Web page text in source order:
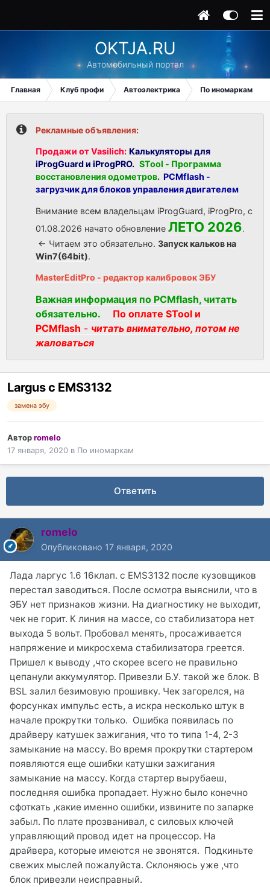
OKTJA.RU
Автомобильный портал
Главная Клуб профи Автоэлектрика По иномаркам
Рекламные объявления:
Продажи от Vasilich: Калькуляторы для
iProgGuard и iProgPRO. STool - Программа
восстановления одометров. PCMflash -
загрузчик для блоков управления двигателем
Внимание всем владельцам iProgGuard, iProgPro, с
01.08.2026 начато обновление ЛЕТО 2026.
<- Читаем это обязательно. Запуск кальков на
Win7(64bit).
MasterEditPro - редактор калибровок ЭБУ
Важная информация по PCMflash, читать
обязательно.
По оплате STool и
PCMflash - читать внимательно, потом не
жаловаться
Largus с EMS3132
замена эбу
Авторromelo
17 января, 2020 в По иномаркам
Ответить
romelo
Опубликовано 17 января, 2020
Лада ларгус 1.6 16клап. с EMS3132 после кузовщиков
перестал заводиться. После осмотра выяснили, что в
ЭБУ нет признаков жизни. На диагностику не выходит,
чек не горит. К линия на массе, со стабилизатора нет
выхода 5 вольт. Пробовал менять, просаживается
напряжение и микросхема стабилизатора греется.
Пришел к выводу ,что скорее всего не правильно
цепанули аккумулятор. Привезли Б.У. такой же блок. В
BSL залил безимовую прошивку. Чек загорелся, на
форсунках импульс есть, а искра несколько штук в
начале прокрутки только. Ошибка появилась по
драйверу катушек зажигания, что то типа 1-4, 2-3
замыкание на массу. Во время прокрутки стартером
появляются еще ошибки катушки зажигания
замыкание на массу. Когда стартер вырубаеш,
последняя ошибка пропадает. Нужно было конечно
сфоткать ,какие именно ошибки, извините по запарке
забыл. По плате прозванивал, с силовых ключей
управляющий провод идет на процессор. На
драйвера, которые имеются не звонятся. Подкиньте
свежих мыслей пожалуйста. Склоняюсь уже ,что
блок привезли неисправный.